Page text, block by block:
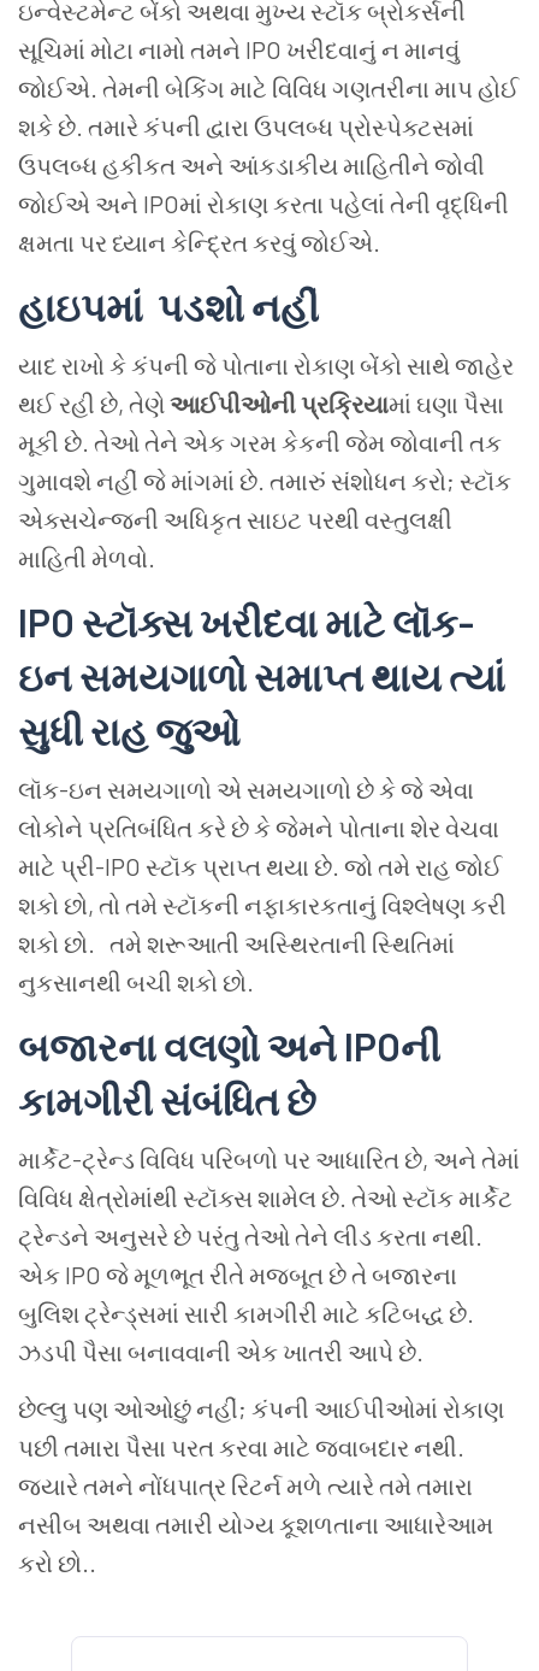
ઇન્વેસ્ટમેન્ટ બેંકો અથવા મુખ્ય સ્ટૉકબ્રોકર્સની
સૂચિમાં મોટા નામો તમને IPO ખરીદવાનું ન માનવું
જોઈએ. તેમની બેકિંગ માટે વિવિધ ગણતરીના માપ હોઈ
શકે છે. તમારેકંપની દ્વારા ઉપલબ્ધ પ્રોસ્પેક્ટસમાં
ઉપલબ્ધ હકીકત અને આંકડાકીય માહિતીને જોવી
જોઈએ અને IPOમાં રોકાણકરતા પહેલાં તેની વૃદ્ધિની
ક્ષમતા પરધ્યાન કેન્દ્રિતકરવુંજોઈએ.
હાઇપમાં પડશોનહીં
યાદ રાખો કેકંપની જે પોતાના રોકાણબેંકો સાથેજાહેર
થઈ રહી છે, તેણેઆઈપીઓનીપ્રક્રિયામાં ઘણા પૈસા
મૂકી છે. તેઓતેને એકગરમકેકની જેમજોવાની તક
ગુમાવશેનહીં જેમાંગમાં છે. તમારું સંશોધન કરો; સ્ટૉક
એક્સચેન્જની અધિકૃત સાઇટ પરથી વસ્તુલક્ષી
માહિતી મેળવો.
IPO સ્ટૉક્સખરીદવામાટેલૉક-
ઇનસમયગાળોસમાપ્તથાયત્યાં
સુધીરાહ જુઓ
લૉક-ઇન સમયગાળો એ સમયગાળો છેકે જે એવા
લોકોને પ્રતિબંધિતકરે છેકે જેમને પોતાના શેરવેચવા
માટે પ્રી-IPO સ્ટૉક પ્રાપ્તથયા છે. જો તમે રાહ જોઈ
શકો છો, તો તમે સ્ટૉકની નફાકારકતાનું વિશ્લેષણકરી
શકો છો. તમે શરૂઆતી અસ્થિરતાની સ્થિતિમાં
નુકસાનથી બચી શકો છો.
બજારનાવલણોઅને IPOની
કામગીરીસંબંધિતછે
માર્કેટ-ટ્રેન્ડ વિવિધ પરિબળો પર આધારિત છે, અને તેમાં
વિવિધ ક્ષેત્રોમાંથી સ્ટૉક્સશામેલ છે. તેઓ સ્ટૉકમાર્કેટ
ટ્રેન્ડને અનુસરે છે પરંતુતેઓતેને લીડકરતા નથી.
એક IPO જેમૂળભૂત રીતેમજબૂત છેતેબજારના
બુલિશટ્રેન્ડ્સમાં સારી કામગીરી માટે કટિબદ્ધ છે.
ઝડપી પૈસા બનાવવાની એકખાતરી આપે છે.
છેલ્લુ પણ ઓઓછું નહીં; કંપની આઈપીઓમાં રોકાણ
પછી તમારા પૈસા પરતકરવા માટે જવાબદારનથી.
જ્યારેતમને નોંધપાત્ર રિટર્નમળે ત્યારેતમેતમારા
નસીબ અથવા તમારી યોગ્ય કૂશળતાના આધારેઆમ
કરો છો..